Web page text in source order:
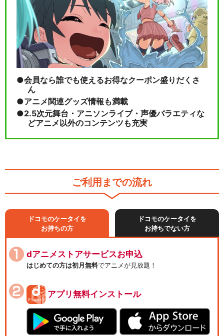
会員なら誰でも使えるお得なクーポン盛りだくさ
ん
アニメ関連グッズ情報も満載
2.5次元舞台・アニソンライブ・声優バラエティな
どアニメ以外のコンテンツも充実
ご利用までの流れ
ドコモのケータイを
お持ちの方
ドコモのケータイを
お持ちでない方
dアニメストアサービスお申込
はじめての方は初月無料でアニメが見放題！
アプリ無料インストール